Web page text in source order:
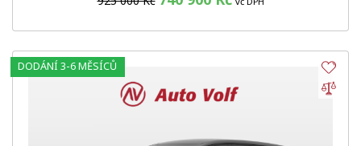
DODÁNÍ 3-6 MĚSÍCŮ